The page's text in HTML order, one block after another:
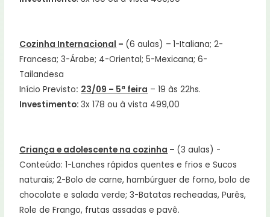
Cozinha Internacional – (6 aulas) – 1-Italiana; 2-
Francesa; 3-Árabe; 4-Oriental; 5-Mexicana; 6-
Tailandesa
Início Previsto: 23/09 – 5ª feira – 19 às 22hs.
Investimento:3x 178 ou à vista 499,00
Criança e adolescente na cozinha – (3 aulas) -
Conteúdo: 1-Lanches rápidos quentes e frios e Sucos
naturais; 2-Bolo de carne, hambúrguer de forno, bolo de
chocolate e salada verde; 3-Batatas recheadas, Purês,
Role de Frango, frutas assadas e pavê.